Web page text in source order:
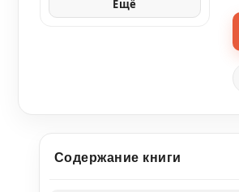
Ещё
Содержание книги